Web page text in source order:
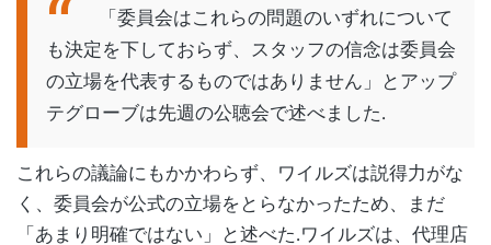
「委員会はこれらの問題のいずれについて
も決定を下しておらず、スタッフの信念は委員会
の立場を代表するものではありません」とアップ
テグローブは先週の公聴会で述べました.
これらの議論にもかかわらず、ワイルズは説得力がな
く、委員会が公式の立場をとらなかったため、まだ
「あまり明確ではない」と述べた.ワイルズは、代理店